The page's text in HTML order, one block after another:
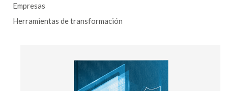
Empresas
Herramientas de transformación